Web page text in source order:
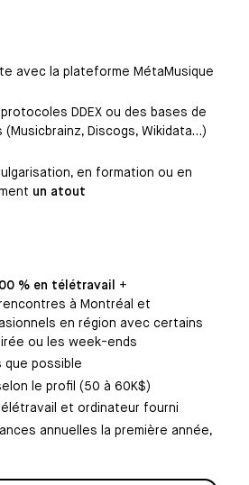
avec la plateforme MétaMusique
DDEX ou des bases de
Discogs, Wikidata…)
en formation ou en
un atout
% en télétravail
+
à Montréal et
en région avec certains
ou les week-ends
que possible
le profil (50 à 60K$)
et ordinateur fourni
annuelles la première année,